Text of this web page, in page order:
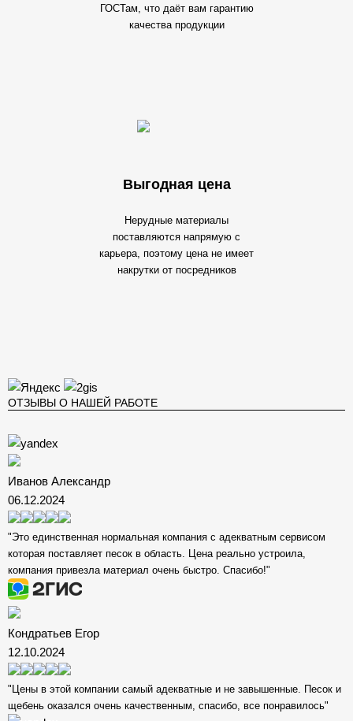
ГОСТам, что даёт вам гарантию
качества продукции
Выгодная цена
Нерудные материалы
поставляются напрямую с
карьера, поэтому цена не имеет
накрутки от посредников
ОТЗЫВЫ О НАШЕЙ РАБОТЕ
Иванов Александр
06.12.2024
"Это единственная нормальная компания с адекватным сервисом
которая поставляет песок в область. Цена реально устроила,
компания привезла материал очень быстро. Спасибо!"
Кондратьев Егор
12.10.2024
"Цены в этой компании самый адекватные и не завышенные. Песок и
щебень оказался очень качественным, спасибо, все понравилось"